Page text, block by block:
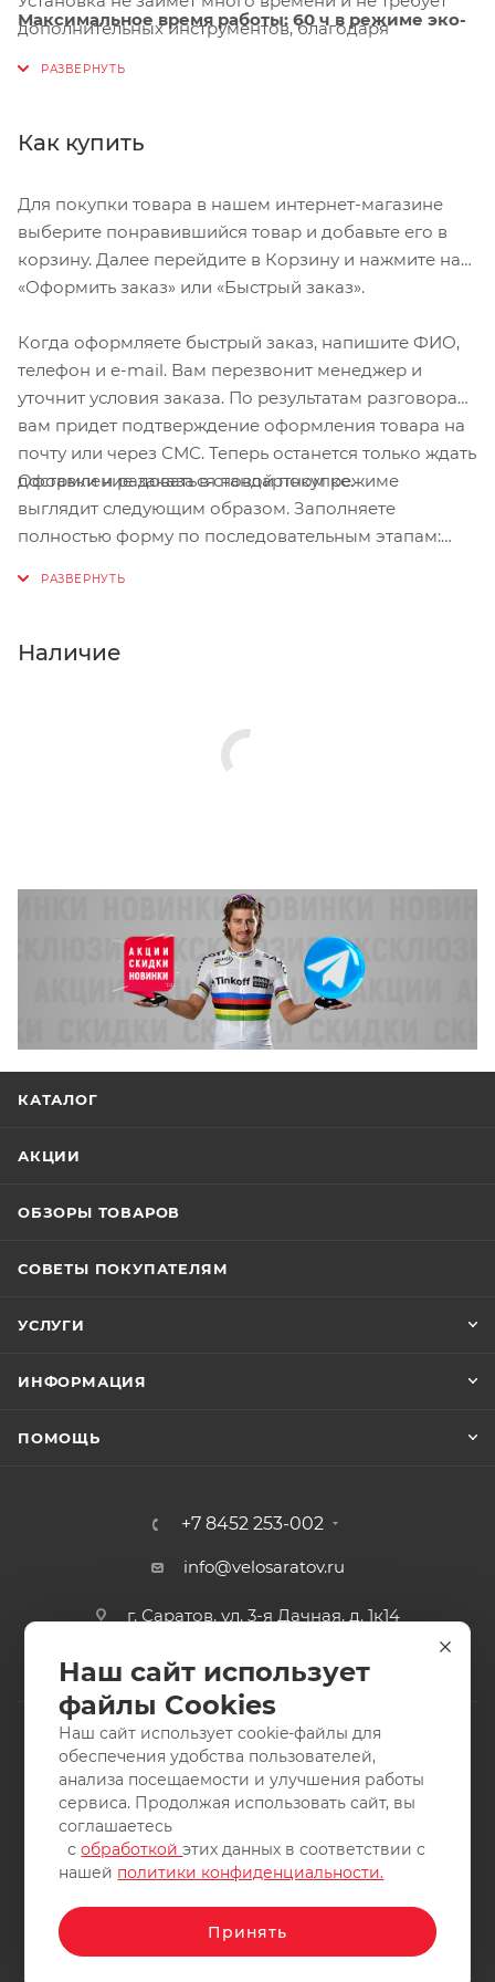
дополнительных инструментов, благодаря
Максимальное время работы: 60 ч в режиме эко-
вспышка
В комплекте:
Как купить
Для покупки товара в нашем интернет-магазине
выберите понравившийся товар и добавьте его в
корзину. Далее перейдите в Корзину и нажмите на
«Оформить заказ» или «Быстрый заказ».
Когда оформляете быстрый заказ, напишите ФИО,
телефон и e-mail. Вам перезвонит менеджер и
уточнит условия заказа. По результатам разговора
вам придет подтверждение оформления товара на
почту или через СМС. Теперь останется только ждать
доставки и радоваться новой покупке.
Оформление заказа в стандартном режиме
выглядит следующим образом. Заполняете
полностью форму по последовательным этапам:
Нажмите кнопку «Оформить заказ».
Наличие
КАТАЛОГ
АКЦИИ
ОБЗОРЫ ТОВАРОВ
СОВЕТЫ ПОКУПАТЕЛЯМ
УСЛУГИ
ИНФОРМАЦИЯ
ПОМОЩЬ
+7 8452 253-002
info@velosaratov.ru
г. Саратов, ул. 3-я Дачная, д. 1к14
2011-2026 © интернет-магазин спортивных товаров
ВелоСаратов. Не является публичной офертой. Все права
защищены. Заимствование материалов и фотографий
запрещено.
Наш сайт использует
файлы Cookies
Наш сайт использует cookie-файлы для
обеспечения удобства пользователей,
анализа посещаемости и улучшения работы
сервиса. Продолжая использовать сайт, вы
соглашаетесь
собработкойэтих данных в соответствии с
нашей политики конфиденциальности.
Принять